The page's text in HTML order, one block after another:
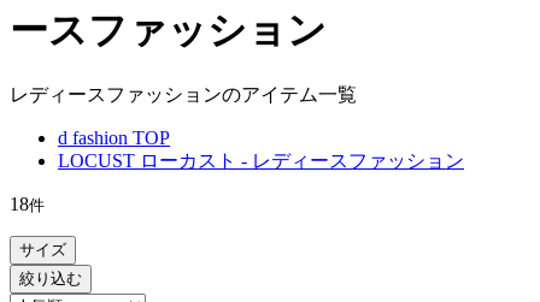
ースファッション
レディースファッションのアイテム一覧
d fashion TOP
LOCUST ローカスト - レディースファッション
18件
サイズ
絞り込む